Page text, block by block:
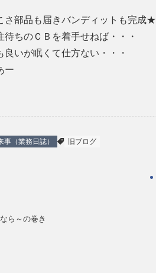
さ部品も届きバンディットも完成★
待ちのＣＢを着手せねば・・・
良いが眠くて仕方ない・・・
ー
事（業務日誌） 旧ブログ
ら～の巻き